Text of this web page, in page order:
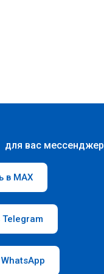
вас мессенджер
в MAX